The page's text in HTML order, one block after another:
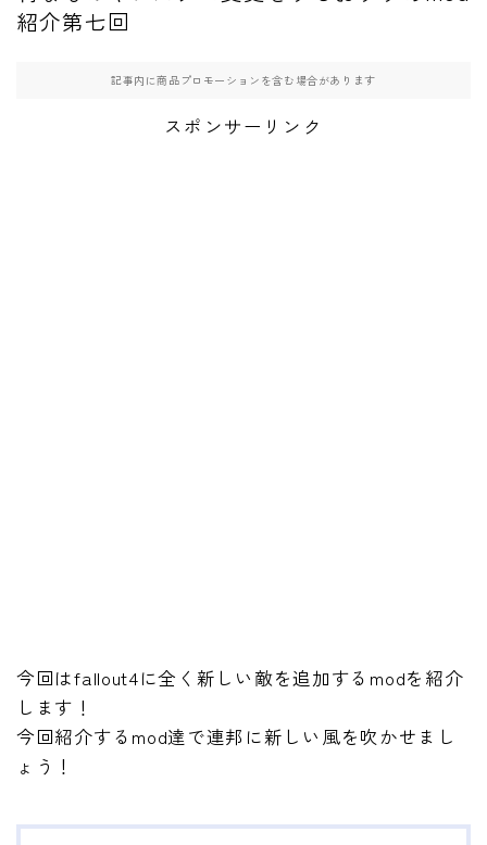
紹介第七回
記事内に商品プロモーションを含む場合があります
スポンサーリンク
今回はfallout4に全く新しい敵を追加するmodを紹介
します！
今回紹介するmod達で連邦に新しい風を吹かせまし
ょう！